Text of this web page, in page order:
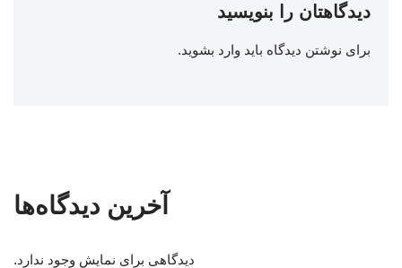
دیدگاهتان را بنویسید
برای نوشتن دیدگاه باید وارد بشوید.
آخرین دیدگاه‌ها
دیدگاهی برای نمایش وجود ندارد.